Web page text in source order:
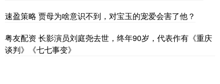
速盈策略 贾母为啥意识不到，对宝玉的宠爱会害了他？
粤友配资 长影演员刘庭尧去世，终年90岁，代表作有《重庆
谈判》《七七事变》